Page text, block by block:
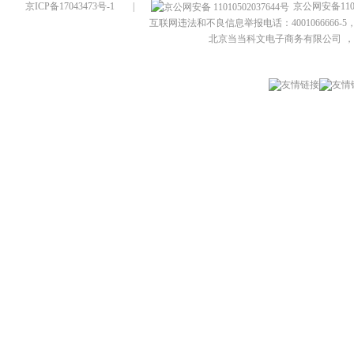
京ICP备17043473号-1
京公网安备
互联网违法和不良信息举报电话：4001066666-5
北京当当科文电子商务有限公司